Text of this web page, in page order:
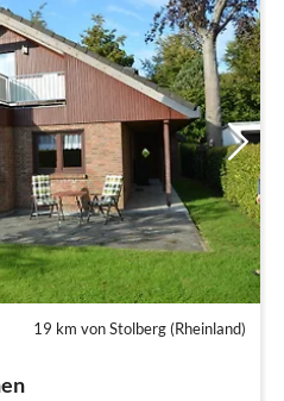
19 km von Stolberg (Rheinland)